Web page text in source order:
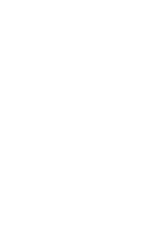
セレクトセールの高額取引馬が稼いだ金額と